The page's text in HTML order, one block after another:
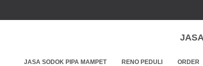
JASA SODOK PIPA MAMPET RENO PEDULI ORDER